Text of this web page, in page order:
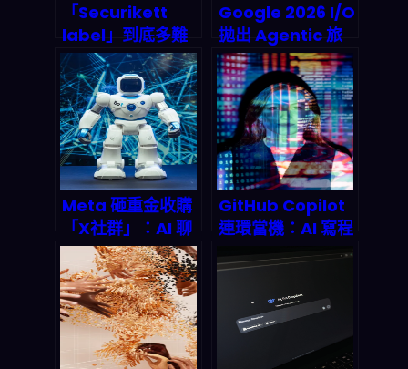
「Securikett
label」到底多難
仿？把光學
+RFID+光譜+雲端
驗證串成2026防
偽新主場
Google 2026 I/O
拋出 Agentic 旅
行預訂炸彈：AI 代
理如何一鍵改寫全
球旅遊產業遊戲規
則？
Meta 砸重金收購
「X社群」：AI 聊
天機器人社交平台
即將點燃 2026 年
機器人交友革命？
GitHub Copilot
連環當機：AI 寫程
式霸主的基礎設施
為何撐不住 2026
年的程式碼洪流？